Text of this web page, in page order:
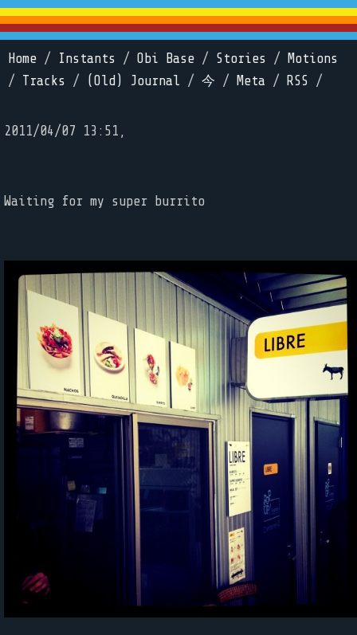
Home / Instants / Obi Base / Stories /
Motions
/ Tracks / (Old) Journal / 今 / Meta / RSS /
2011/04/07 13:51,
Waiting for my super burrito